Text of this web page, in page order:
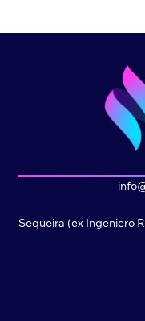
Sequeira (ex Ingeniero